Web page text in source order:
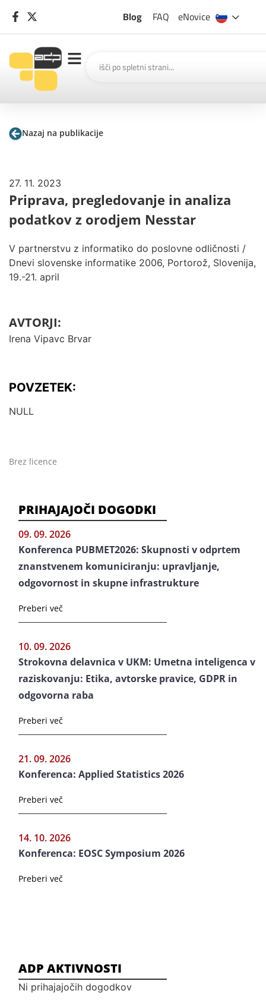
Blog FAQ eNovice
Nazaj na publikacije
27. 11. 2023
Priprava, pregledovanje in analiza
podatkov z orodjem Nesstar
V partnerstvu z informatiko do poslovne odličnosti /
Dnevi slovenske informatike 2006, Portorož, Slovenija,
19.-21. april
AVTORJI:
Irena Vipavc Brvar
POVZETEK:
NULL
Brez licence
PRIHAJAJOČI DOGODKI
09. 09. 2026
Konferenca PUBMET2026: Skupnosti v odprtem
znanstvenem komuniciranju: upravljanje,
odgovornost in skupne infrastrukture
Preberi več
10. 09. 2026
Strokovna delavnica v UKM: Umetna inteligenca v
raziskovanju: Etika, avtorske pravice, GDPR in
odgovorna raba
Preberi več
21. 09. 2026
Konferenca: Applied Statistics 2026
Preberi več
14. 10. 2026
Konferenca: EOSC Symposium 2026
Preberi več
ADP AKTIVNOSTI
Ni prihajajočih dogodkov